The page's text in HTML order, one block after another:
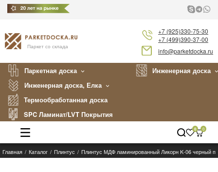
Паркет со склада
+7 (925)330-75-30
+7 (499)390-37-00
info@parketdocka.ru
Паркетная доска
Инженерная доска
Инженерная доска, Елка
Термообработанная доска
SPC Ламинат/LVT Покрытия
Каталог
0 0
Главная Каталог Плинтус Плинтус МДФ ламинированный Ликорн K-06 черный